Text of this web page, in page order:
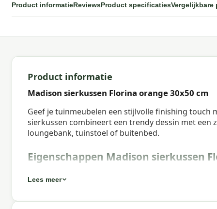
Product informatieReviewsProduct specificatiesVergelijkbare
Product informatie
Madison sierkussen Florina orange 30x50 cm
Geef je tuinmeubelen een stijlvolle finishing touch
sierkussen combineert een trendy dessin met
loungebank, tuinstoel of buitenbed.
Eigenschappen Madison sierkussen
Lees meer